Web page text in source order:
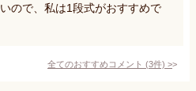
ので、私は1段式がおすすめで
全てのおすすめコメント (3件) >